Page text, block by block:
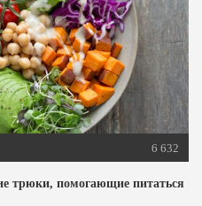
6 632
трюки, помогающие питаться